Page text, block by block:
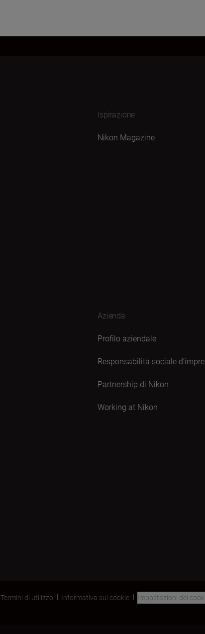
Ispirazione
Nikon Magazine
Azienda
Profilo aziendale
Responsabilità sociale
Partnership di Nikon
Working at Nikon
Termini di utilizzo Informativa sui cookie
Impostazioni dei